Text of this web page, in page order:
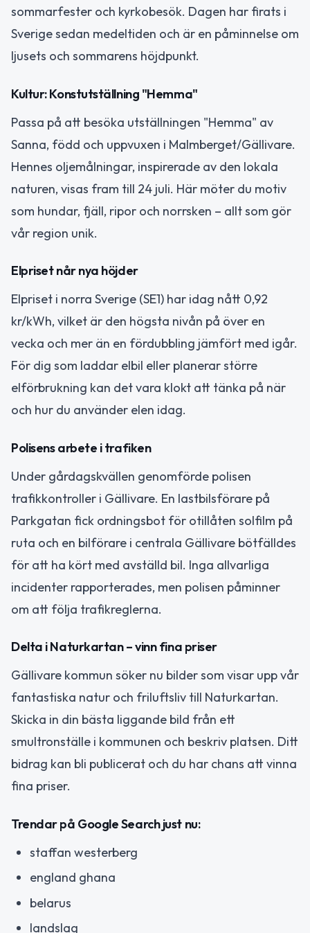
sommarfester och kyrkobesök. Dagen har firats i
Sverige sedan medeltiden och är en påminnelse om
ljusets och sommarens höjdpunkt.
Kultur: Konstutställning "Hemma"
Passa på att besöka utställningen "Hemma" av
Sanna, född och uppvuxen i Malmberget/Gällivare.
Hennes oljemålningar, inspirerade av den lokala
naturen, visas fram till 24 juli. Här möter du motiv
som hundar, fjäll, ripor och norrsken – allt som gör
vår region unik.
Elpriset når nya höjder
Elpriset i norra Sverige (SE1) har idag nått 0,92
kr/kWh, vilket är den högsta nivån på över en
vecka och mer än en fördubbling jämfört med igår.
För dig som laddar elbil eller planerar större
elförbrukning kan det vara klokt att tänka på när
och hur du använder elen idag.
Polisens arbete i trafiken
Under gårdagskvällen genomförde polisen
trafikkontroller i Gällivare. En lastbilsförare på
Parkgatan fick ordningsbot för otillåten solfilm på
ruta och en bilförare i centrala Gällivare bötfälldes
för att ha kört med avställd bil. Inga allvarliga
incidenter rapporterades, men polisen påminner
om att följa trafikreglerna.
Delta i Naturkartan – vinn fina priser
Gällivare kommun söker nu bilder som visar upp vår
fantastiska natur och friluftsliv till Naturkartan.
Skicka in din bästa liggande bild från ett
smultronställe i kommunen och beskriv platsen. Ditt
bidrag kan bli publicerat och du har chans att vinna
fina priser.
Trendar på Google Search just nu:
staffan westerberg
england ghana
belarus
landslag